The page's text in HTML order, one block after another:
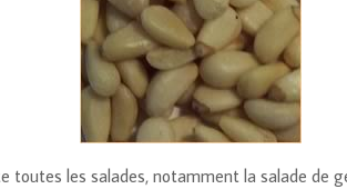
les salades, notamment la salade de